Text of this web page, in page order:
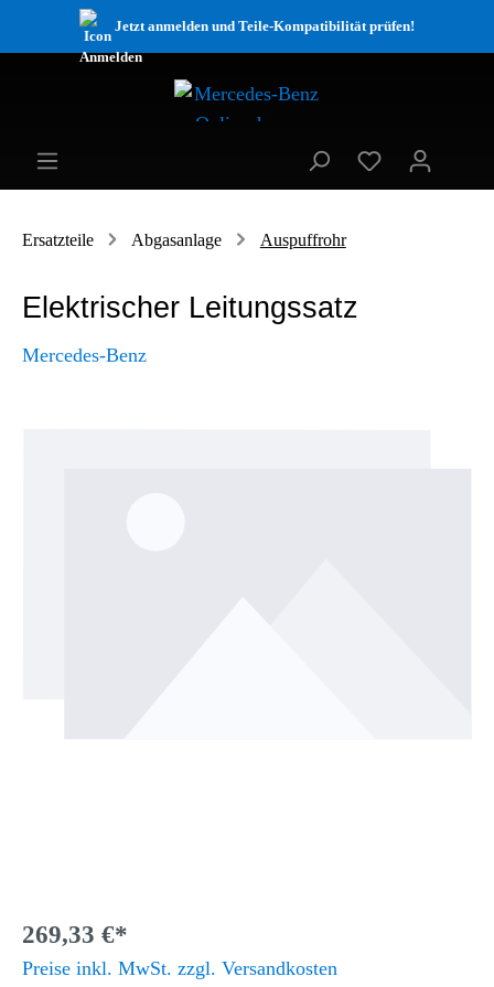
Jetzt anmelden und Teile-Kompatibilität prüfen!
Ersatzteile Abgasanlage Auspuffrohr
Elektrischer Leitungssatz
Mercedes-Benz
269,33 €*
Preise inkl. MwSt. zzgl. Versandkosten